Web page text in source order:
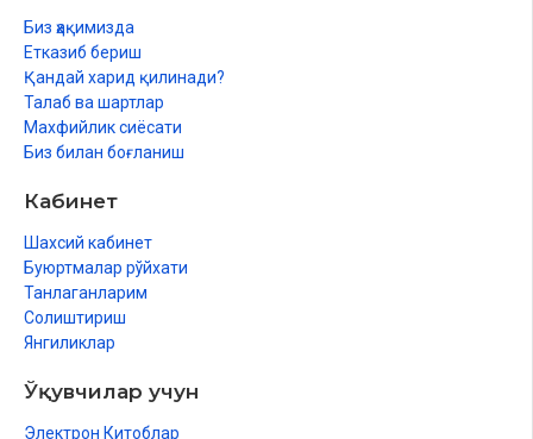
Биз ҳақимизда
Етказиб бериш
Қандай харид қилинади?
Талаб ва шартлар
Махфийлик сиёсати
Биз билан боғланиш
Кабинет
Шахсий кабинет
Буюртмалар рўйхати
Танлаганларим
Солиштириш
Янгиликлар
Ўқувчилар учун
Электрон Китоблар